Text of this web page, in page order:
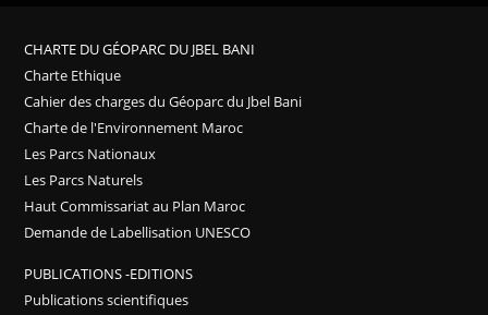
CHARTE DU GÉOPARC DU JBEL BANI
Charte Ethique
Cahier des charges du Géoparc du Jbel Bani
Charte de l'Environnement Maroc
Les Parcs Nationaux
Les Parcs Naturels
Haut Commissariat au Plan Maroc
Demande de Labellisation UNESCO
PUBLICATIONS -EDITIONS
Publications scientifiques